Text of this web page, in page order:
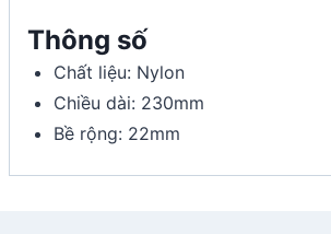
Thông số
Chất liệu: Nylon
Chiều dài: 230mm
Bề rộng: 22mm